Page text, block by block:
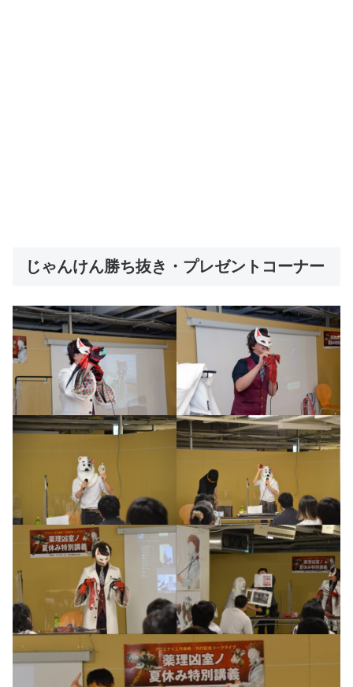
じゃんけん勝ち抜き・プレゼントコーナー